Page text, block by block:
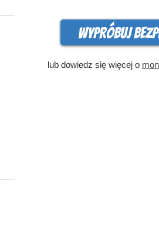
Wypróbuj
lub dowiedz się więcej o